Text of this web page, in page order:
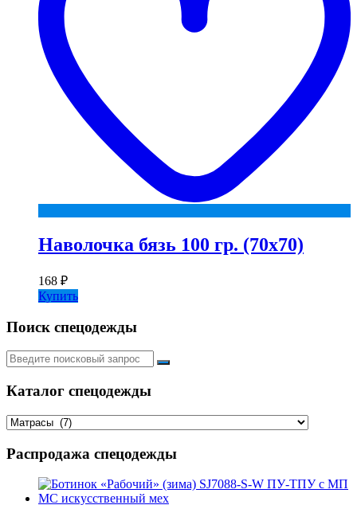
Наволочка бязь 100 гр. (70х70)
168 ₽
Купить
Поиск спецодежды
Искать:
Каталог спецодежды
Распродажа спецодежды